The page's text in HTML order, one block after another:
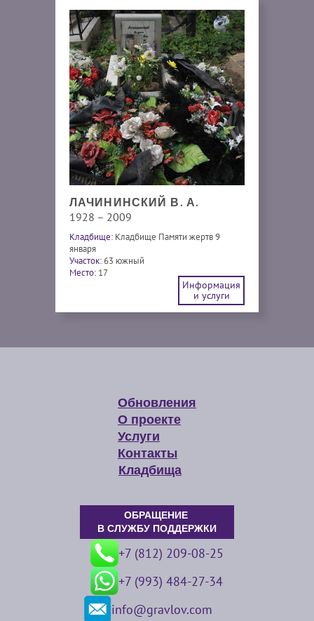
ЛАЧИНИНСКИЙ В. А.
1928 – 2009
Кладбище: Кладбище Памяти жертв 9
января
Участок:63 южный
Место: 17
Информация
и услуги
Обновления
О проекте
Услуги
Контакты
Кладбища
ОБРАЩЕНИЕ
В СЛУЖБУ ПОДДЕРЖКИ
+7 (812) 209-08-25
+7 (993) 484-27-34
info@gravlov.com